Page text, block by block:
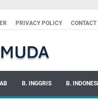
PRIVACY POLICY CONTACT
B. INGGRIS B.